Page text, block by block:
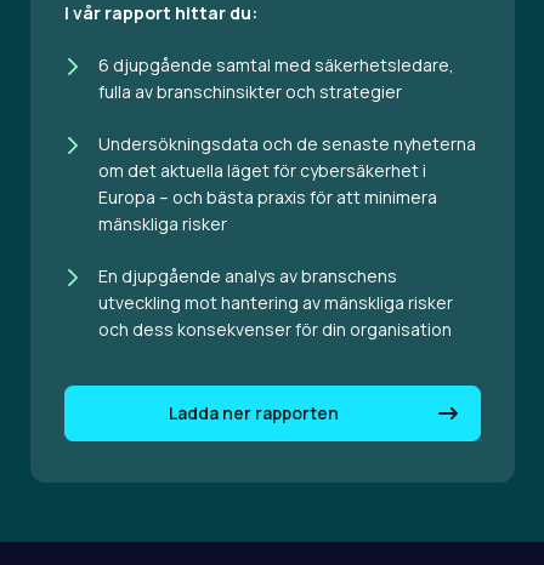
I vår rapport hittar du:
6 djupgående samtal med säkerhetsledare,
fulla av branschinsikter och strategier
Undersökningsdata och de senaste nyheterna
om det aktuella läget för cybersäkerhet i
Europa – och bästa praxis för att minimera
mänskliga risker
En djupgående analys av branschens
utveckling mot hantering av mänskliga risker
och dess konsekvenser för din organisation
Ladda ner rapporten